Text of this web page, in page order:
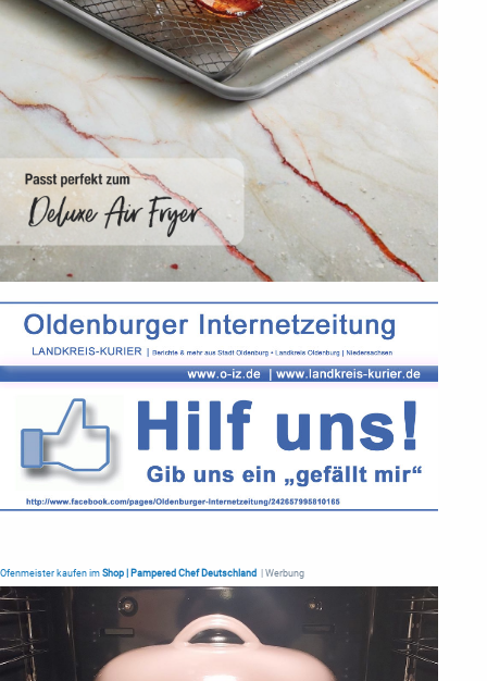
Ofenmeister kaufen im Shop | Pampered Chef Deutschland | Werbung